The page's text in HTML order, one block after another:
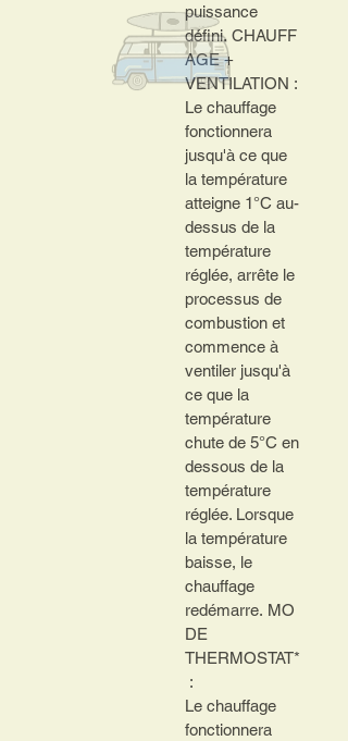
puissance
défini. CHAUFF
AGE +
VENTILATION :
Le chauffage
fonctionnera
jusqu'à ce que
la température
atteigne 1°C au-
dessus de la
température
réglée, arrête le
processus de
combustion et
commence à
ventiler jusqu'à
ce que la
température
chute de 5°C en
dessous de la
température
réglée. Lorsque
la température
baisse, le
chauffage
redémarre. MO
DE
THERMOSTAT*
:
Le chauffage
fonctionnera